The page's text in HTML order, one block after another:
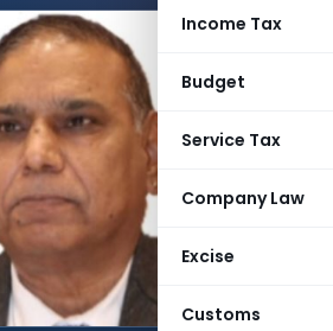
Income Tax
Budget
Service Tax
Company Law
Excise
Customs